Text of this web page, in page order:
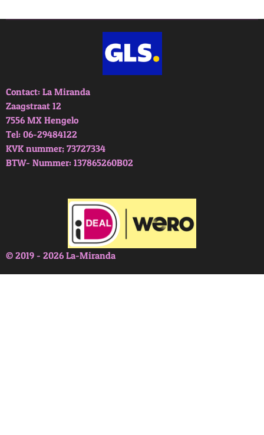
Contact: La Miranda
Zaagstraat 12
7556 MX Hengelo
Tel: 06-29484122
KVK nummer; 73727334
BTW- Nummer: 137865260B02
© 2019 - 2026 La-Miranda